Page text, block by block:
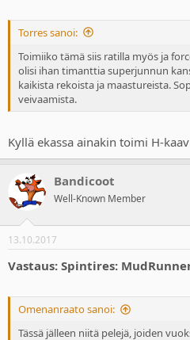
Torres sanoi:
Toimiiko tämä siis ratilla myös ja
olisi ihan timanttia superjunnun
kaikista rekoista ja maastureista.
veivaamista.
Kyllä ekassa ainakin toimi H-
Bandicoot
Well-Known Member
13.10.2017
Vastaus: Spintires:
Omenanraato sanoi:
Tässä jälleen niitä pelejä, joiden